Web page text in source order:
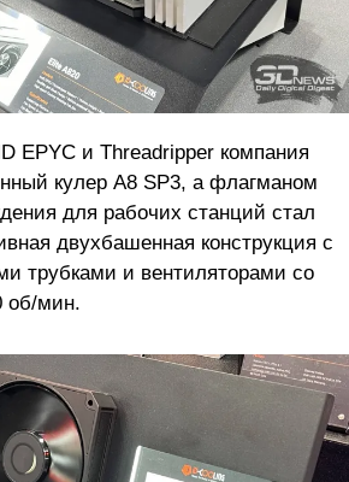
EPYC и Threadripper компания
кулер A8 SP3, а флагманом
для рабочих станций стал
двухбашенная конструкция с
трубками и вентиляторами со
об/мин.